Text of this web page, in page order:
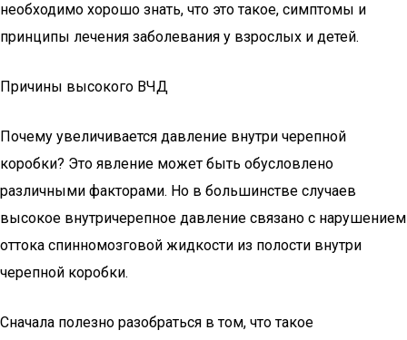
необходимо хорошо знать, что это такое, симптомы и
принципы лечения заболевания у взрослых и детей.
Причины высокого ВЧД
Почему увеличивается давление внутри черепной
коробки? Это явление может быть обусловлено
различными факторами. Но в большинстве случаев
высокое внутричерепное давление связано с нарушением
оттока спинномозговой жидкости из полости внутри
черепной коробки.
Сначала полезно разобраться в том, что такое